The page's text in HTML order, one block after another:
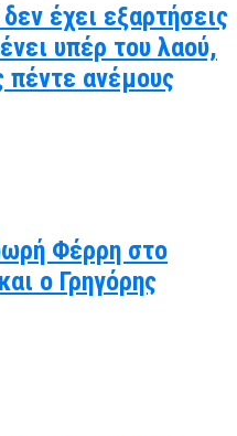
έχει εξαρτήσεις
υπέρ του λαού,
πέντε ανέμους
Φέρρη στο
ο Γρηγόρης